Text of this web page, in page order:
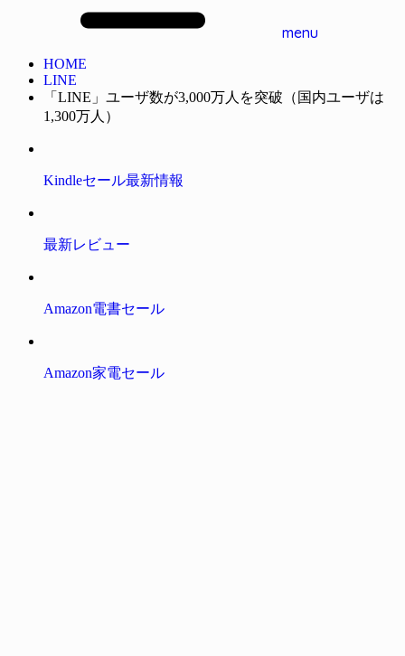
menu
HOME
LINE
「LINE」ユーザ数が3,000万人を突破（国内ユーザは
1,300万人）
Kindleセール最新情報
最新レビュー
Amazon電書セール
Amazon家電セール